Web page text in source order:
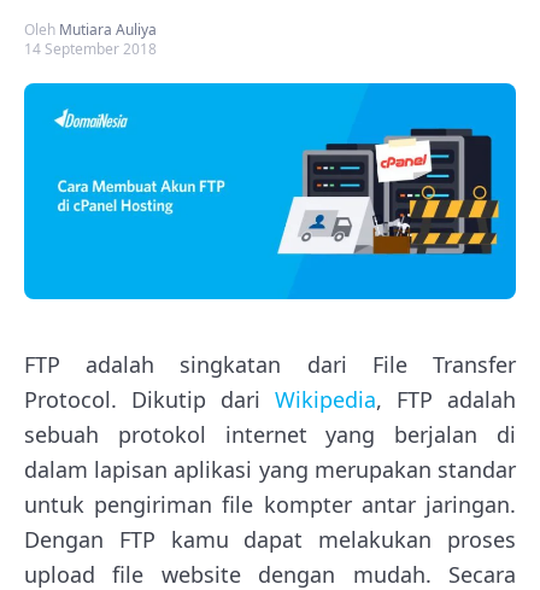
Oleh Mutiara Auliya
14 September 2018
FTP adalah singkatan dari File Transfer
Protocol. Dikutip dari Wikipedia, FTP adalah
sebuah protokol internet yang berjalan di
dalam lapisan aplikasi yang merupakan standar
untuk pengiriman file kompter antar jaringan.
Dengan FTP kamu dapat melakukan proses
upload file website dengan mudah. Secara